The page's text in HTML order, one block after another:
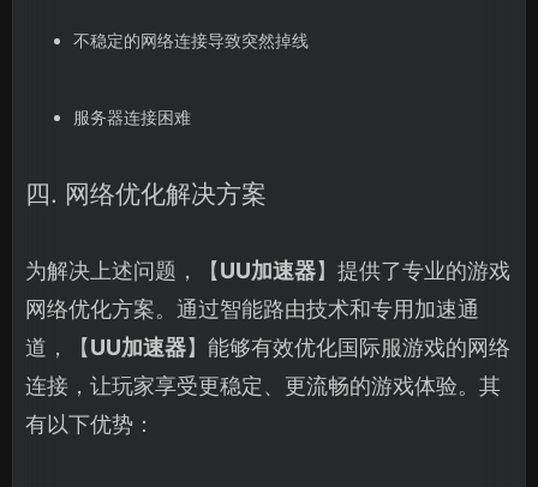
不稳定的网络连接导致突然掉线
服务器连接困难
四. 网络优化解决方案
为解决上述问题，【UU加速器】提供了专业的游戏
网络优化方案。通过智能路由技术和专用加速通
道，【UU加速器】能够有效优化国际服游戏的网络
连接，让玩家享受更稳定、更流畅的游戏体验。其
有以下优势：